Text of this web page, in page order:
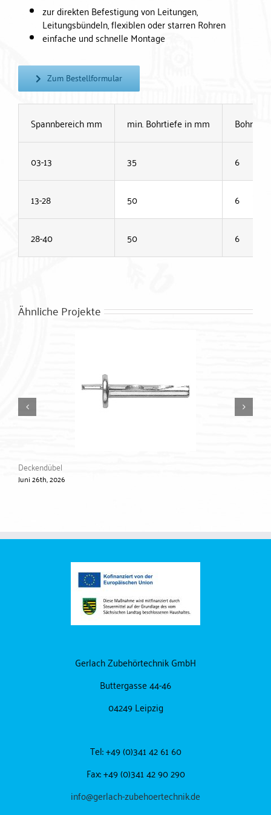
zur direkten Befestigung von Leitungen,
Leitungsbündeln, flexiblen oder starren Rohren
einfache und schnelle Montage
Zum Bestellformular
Spannbereich mm min. Bohrtiefe in mm Bohrer
03-13 35 6
13-28 50 6
28-40 50 6
Ähnliche Projekte
Deckendübel
Juni 26th, 2026
Gerlach Zubehörtechnik GmbH
Buttergasse 44-46
04249 Leipzig
Tel: +49 (0)341 42 61 60
Fax: +49 (0)341 42 90 290
info@gerlach-zubehoertechnik.de